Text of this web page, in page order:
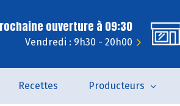
ouverture à 09:30
Vendredi : 9h30 - 20h00
Recettes Producteurs